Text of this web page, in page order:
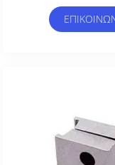
Τεχνολογίας